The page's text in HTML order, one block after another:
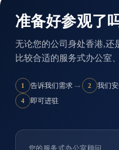
准备好参观了
无论您的公司身处香港,还
比较合适的服务式办公室
1 告诉我们需求 → 2 我们
4 即可进驻
您的服务式办公室顾问